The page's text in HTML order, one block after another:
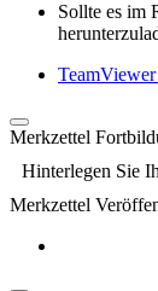
Sollte es im
Merkzettel
Hinterlegen Sie
Merkzettel